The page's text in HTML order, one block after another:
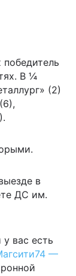
В ¼
(2)
в
ДС им.
вас есть
—